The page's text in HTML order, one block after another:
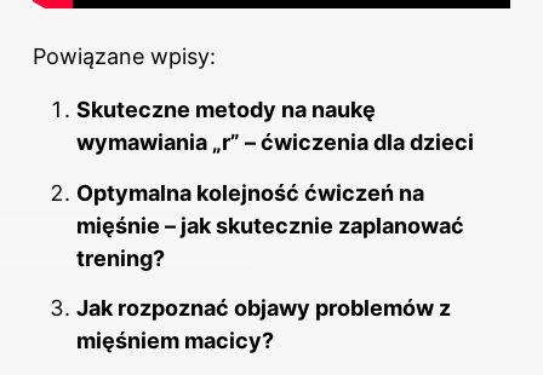
Powiązane wpisy:
Skuteczne metody na naukę
wymawiania „r” – ćwiczenia dla dzieci
Optymalna kolejność ćwiczeń na
mięśnie – jak skutecznie zaplanować
trening?
Jak rozpoznać objawy problemów z
mięśniem macicy?